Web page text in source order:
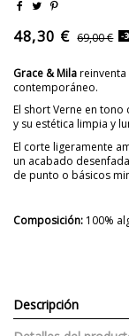
48,30 € 69,00 € -
Grace & Mila
contemporáneo.
El short Verne en
y su estética limpia y
El corte ligeramente
un acabado
de punto o básicos
Composición: 100%
Descripción